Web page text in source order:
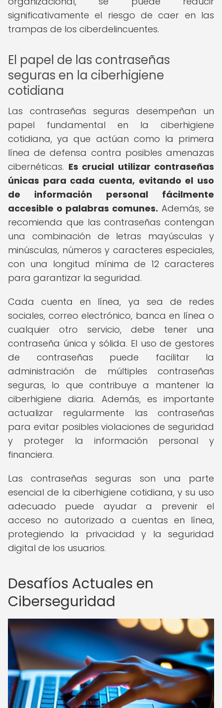
significativamente el riesgo de caer en las
trampas de los ciberdelincuentes.
El papel de las contraseñas
seguras en la ciberhigiene
cotidiana
Las contraseñas seguras desempeñan un
papel fundamental en la ciberhigiene
cotidiana, ya que actúan como la primera
línea de defensa contra posibles amenazas
cibernéticas. Es crucial utilizar contraseñas
únicas para cada cuenta, evitando el uso
de información personal fácilmente
accesible o palabras comunes. Además, se
recomienda que las contraseñas contengan
una combinación de letras mayúsculas y
minúsculas, números y caracteres especiales,
con una longitud mínima de 12 caracteres
para garantizar la seguridad.
Cada cuenta en línea, ya sea de redes
sociales, correo electrónico, banca en línea o
cualquier otro servicio, debe tener una
contraseña única y sólida. El uso de gestores
de contraseñas puede facilitar la
administración de múltiples contraseñas
seguras, lo que contribuye a mantener la
ciberhigiene diaria. Además, es importante
actualizar regularmente las contraseñas
para evitar posibles violaciones de seguridad
y proteger la información personal y
financiera.
Las contraseñas seguras son una parte
esencial de la ciberhigiene cotidiana, y su uso
adecuado puede ayudar a prevenir el
acceso no autorizado a cuentas en línea,
protegiendo la privacidad y la seguridad
digital de los usuarios.
Desafíos Actuales en
Ciberseguridad